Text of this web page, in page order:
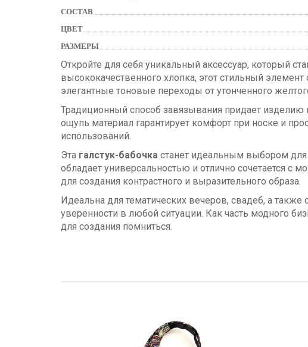
СОСТАВ
ЦВЕТ
РАЗМЕРЫ
Откройте для себя уникальный аксессуар, который
высококачественного хлопка, этот стильный
элегантные тоновые переходы от утонченного
Традиционный способ завязывания придает
ощупь материал гарантирует комфорт при носке и
использований.
Эта галстук-бабочка станет идеальным выбором для
обладает универсальностью и отлично
для создания контрастного и выразительного образа.
Идеальна для тематических вечеров, свадеб, а
уверенности в любой ситуации. Как часть модного
для создания помниться.